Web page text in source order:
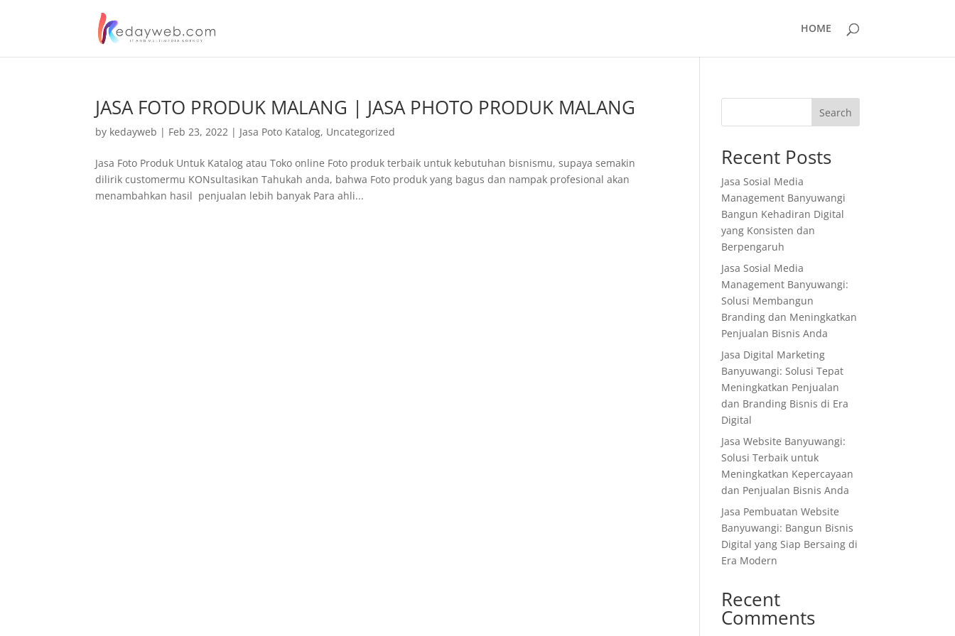
HOME
JASA FOTO PRODUK MALANG | JASA PHOTO PRODUK MALANG
by kedayweb | Feb 23, 2022 | Jasa Poto Katalog, Uncategorized
Jasa Foto Produk Untuk Katalog atau Toko online Foto produk terbaik untuk kebutuhan bisnismu, supaya semakin
dilirik customermu KONsultasikan Tahukah anda, bahwa Foto produk yang bagus dan nampak profesional akan
menambahkan hasil penjualan lebih banyak Para ahli...
Search
Recent Posts
Jasa Sosial Media
Management Banyuwangi
Bangun Kehadiran Digital
yang Konsisten dan
Berpengaruh
Jasa Sosial Media
Management Banyuwangi:
Solusi Membangun
Branding dan Meningkatkan
Penjualan Bisnis Anda
Jasa Digital Marketing
Banyuwangi: Solusi Tepat
Meningkatkan Penjualan
dan Branding Bisnis di Era
Digital
Jasa Website Banyuwangi:
Solusi Terbaik untuk
Meningkatkan Kepercayaan
dan Penjualan Bisnis Anda
Jasa Pembuatan Website
Banyuwangi: Bangun Bisnis
Digital yang Siap Bersaing di
Era Modern
Recent
Comments